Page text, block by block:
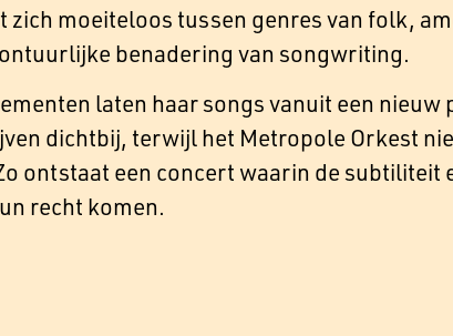
zich moeiteloos tussen genres van folk,
benadering van songwriting.
laten haar songs vanuit een nieuw
dichtbij, terwijl het Metropole Orkest
ontstaat een concert waarin de subtiliteit
recht komen.